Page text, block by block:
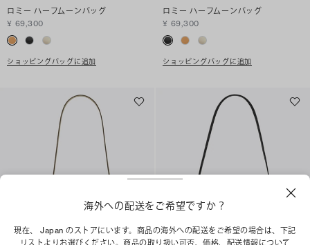
ロミー ハーフムーンバッグ
¥ 69,300
ショッピングバッグに追加
ロミー ハーフムーンバッグ
¥ 69,300
ショッピングバッグに追加
海外への配送をご希望ですか？
現在、 Japan のストアにいます。商品の海外への配送をご希望の場合は、下記
リストよりお選びください。商品の取り扱い可否、価格、配送情報について